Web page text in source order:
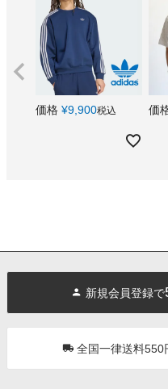
価格 ¥9,900税込 価
新規会員登録で
全国一律送料550